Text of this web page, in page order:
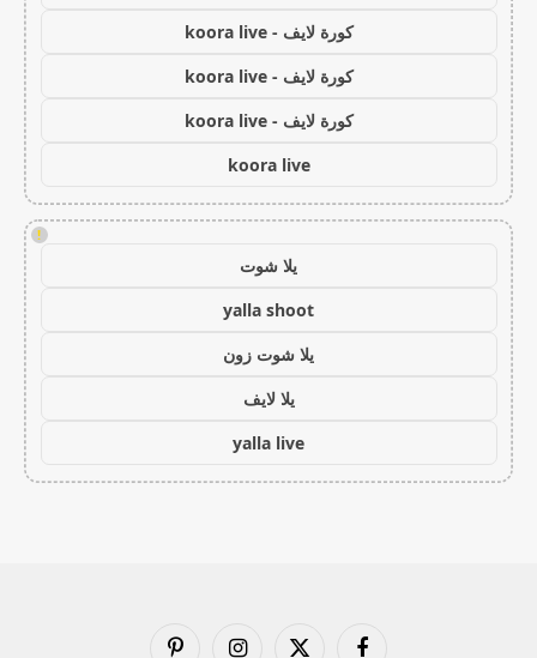
كورة لايف - koora live
كورة لايف - koora live
كورة لايف - koora live
koora live
!
يلا شوت
yalla shoot
يلا شوت زون
يلا لايف
yalla live